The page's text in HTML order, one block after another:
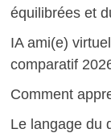
équilibrées et
IA ami(e)
comparatif
Comment
Le langage du